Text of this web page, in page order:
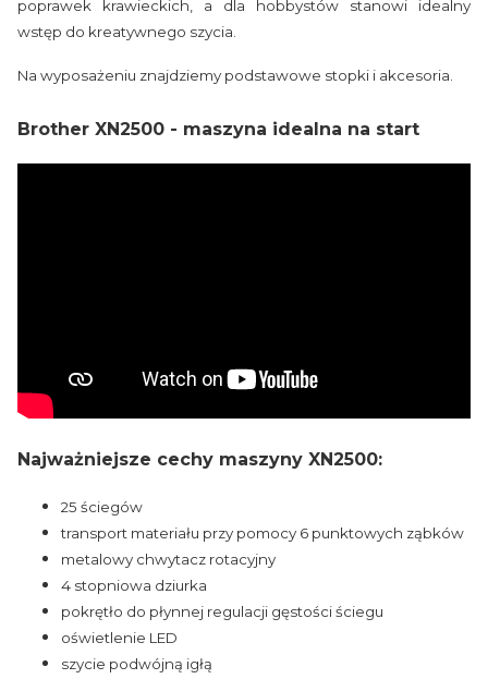
poprawek krawieckich, a dla hobbystów stanowi idealny
wstęp do kreatywnego szycia.
Na wyposażeniu znajdziemy podstawowe stopki i akcesoria.
Brother XN2500 - maszyna idealna na start
Najważniejsze cechy maszyny XN2500:
25 ściegów
transport materiału przy pomocy 6 punktowych ząbków
metalowy chwytacz rotacyjny
4 stopniowa dziurka
pokrętło do płynnej regulacji gęstości ściegu
oświetlenie LED
szycie podwójną igłą